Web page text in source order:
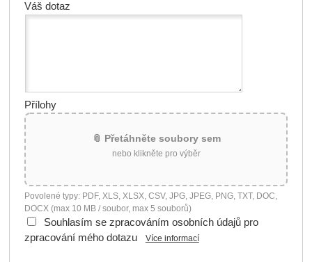
Váš dotaz
Přílohy
📎 Přetáhněte soubory sem
nebo klikněte pro výběr
Povolené typy: PDF, XLS, XLSX, CSV, JPG, JPEG, PNG, TXT, DOC,
DOCX (max 10 MB / soubor, max 5 souborů)
Souhlasím se zpracováním osobních údajů pro
zpracování mého dotazu
Více informací